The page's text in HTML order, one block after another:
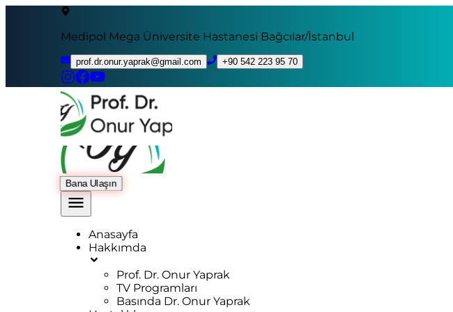
Medipol Mega Üniversite Hastanesi Bağcılar/İstanbul
prof.dr.onur.yaprak@gmail.com +90 542 223 95 70
Bana Ulaşın
Anasayfa
Hakkımda
Prof. Dr. Onur Yaprak
TV Programları
Basında Dr. Onur Yaprak